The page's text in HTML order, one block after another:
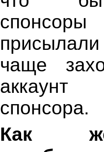
чаще
спонсора.
Как